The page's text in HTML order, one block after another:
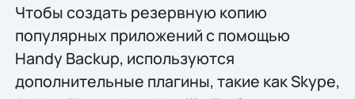
Чтобы создать резервную копию
популярных приложений с помощью
Handy Backup, используются
дополнительные плагины, такие как Skype,